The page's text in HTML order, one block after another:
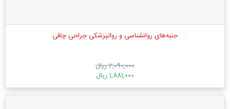
جنبه‌های روانشناسی و روانپزشکی جراحی چاقی
2,090,000 ریال
1,881,000 ریال